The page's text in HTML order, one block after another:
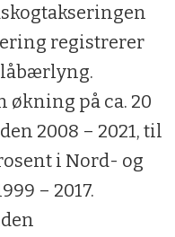
registrerer
økning på ca. 20
2008 – 2021, til
i Nord- og
– 2017.